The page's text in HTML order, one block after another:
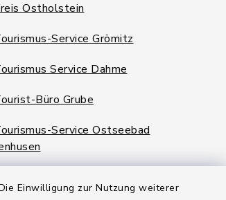
Einwilligung zur Nutzung weiterer
Ostholstein
Service Grömitz
Service Dahme
Büro Grube
Service Ostseebad